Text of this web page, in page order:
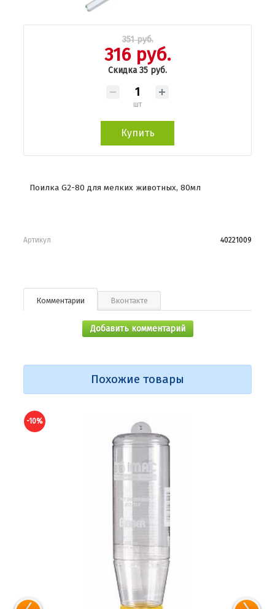
351 руб.
316 руб.
Скидка 35 руб.
шт
Купить
Поилка G2-80 для мелких животных, 80мл
Артикул 40221009
Комментарии Вконтакте
Добавить комментарий
Похожие товары
-10%